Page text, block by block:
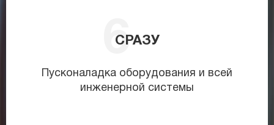
СРАЗУ
Пусконаладка оборудования и всей
инженерной системы